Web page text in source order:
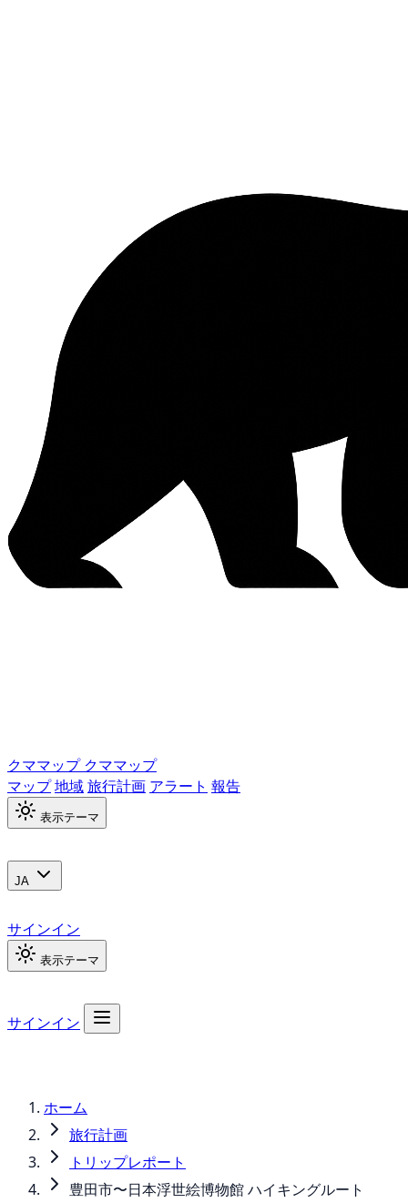
クママップ クママップ
マップ地域旅行計画 アラート 報告
表示テーマ
JA
サインイン
表示テーマ
サインイン
ホーム
旅行計画
トリップレポート
豊田市〜日本浮世絵博物館 ハイキングルート